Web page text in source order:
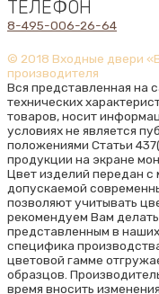
ТЕЛЕФОН
8-495-006-26-64
© 2018 Входные двери
производителя
Вся представленная на
технических
товаров, носит
условиях не является
положениями Статьи
продукции на экране
Цвет изделий передан с
допускаемой
позволяют учитывать
рекомендуем Вам
представленным в
специфика
цветовой гамме
образцов.
время вносить